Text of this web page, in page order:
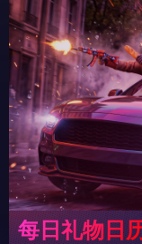
每日礼物日